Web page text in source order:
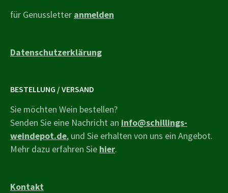
für Genussletter anmelden
Datenschutzerklärung
BESTELLUNG / VERSAND
Sie möchten Wein bestellen?
Senden Sie eine Nachricht an info@schillings-
weindepot.de, und Sie erhalten von uns ein Angebot.
Mehr dazu erfahren Sie hier.
Kontakt